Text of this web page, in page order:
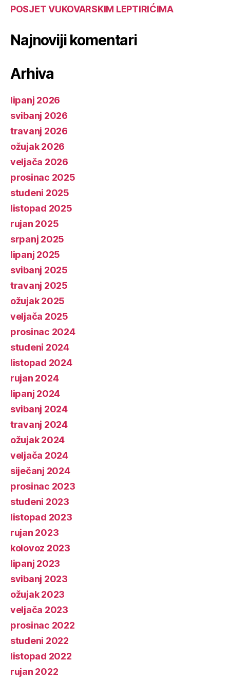
POSJET VUKOVARSKIM LEPTIRIĆIMA
Najnoviji komentari
Arhiva
lipanj 2026
svibanj 2026
travanj 2026
ožujak 2026
veljača 2026
prosinac 2025
studeni 2025
listopad 2025
rujan 2025
srpanj 2025
lipanj 2025
svibanj 2025
travanj 2025
ožujak 2025
veljača 2025
prosinac 2024
studeni 2024
listopad 2024
rujan 2024
lipanj 2024
svibanj 2024
travanj 2024
ožujak 2024
veljača 2024
siječanj 2024
prosinac 2023
studeni 2023
listopad 2023
rujan 2023
kolovoz 2023
lipanj 2023
svibanj 2023
ožujak 2023
veljača 2023
prosinac 2022
studeni 2022
listopad 2022
rujan 2022